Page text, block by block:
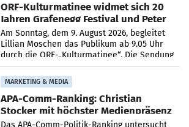
ORF-Kulturmatinee widmet sich 20
Jahren Grafenegg Festival und Peter
Simonischek
Am Sonntag, dem 9. August 2026, begleitet
Lillian Moschen das Publikum ab 9.05 Uhr
durch die ORF-„Kulturmatinee“. Die Sendung
startet mit der Dokumentation „20 Jahre
Grafenegg
MARKETING & MEDIA
APA-Comm-Ranking: Christian
Stocker mit höchster Medienpräsenz
im Juli
Das APA-Comm-Politik-Ranking untersucht